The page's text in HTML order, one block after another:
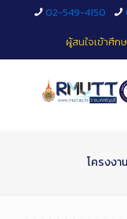
02-549-4150
ผู้สนใจเข้าศึก
โครงง